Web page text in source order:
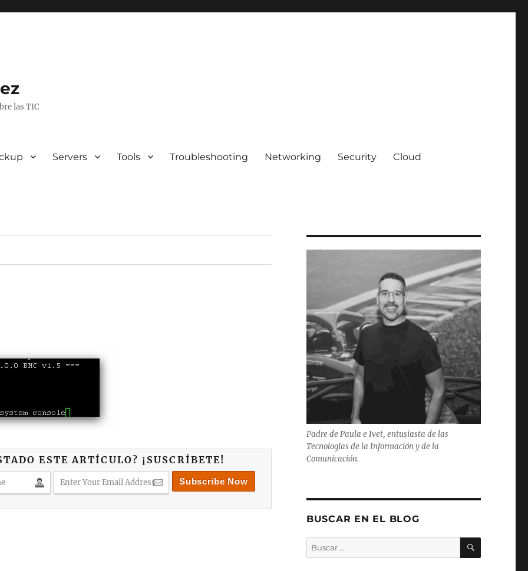
las TIC
Servers Tools Troubleshooting Networking Security Cloud
ESTE ARTÍCULO? ¡SUSCRÍBETE!
Padre de Paula e Ivet, entusiasta de las
Tecnologías de la Información y de la
Comunicación.
BUSCAR EN EL BLOG
Buscar
por:
BUSCAR